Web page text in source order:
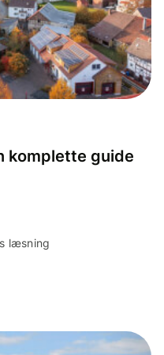
komplette guide
læsning